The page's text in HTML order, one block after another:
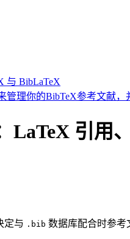
与 BibLaTeX
理你的BibTeX参考文献，
LaTeX 引用
定与 .bib 数据库配合时参考